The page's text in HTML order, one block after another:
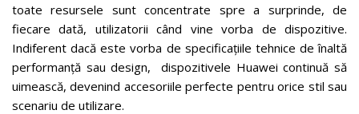
toate resursele sunt concentrate spre a surprinde, de
fiecare dată, utilizatorii când vine vorba de dispozitive.
Indiferent dacă este vorba de specificațiile tehnice de înaltă
performanță sau design, dispozitivele Huawei continuă să
uimească, devenind accesoriile perfecte pentru orice stil sau
scenariu de utilizare.